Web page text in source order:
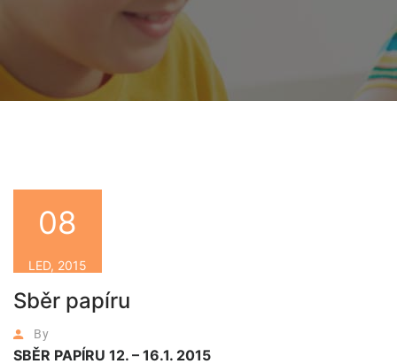
Sběr papíru
By
08
LED, 2015
SBĚR PAPÍRU 12. – 16.1. 2015